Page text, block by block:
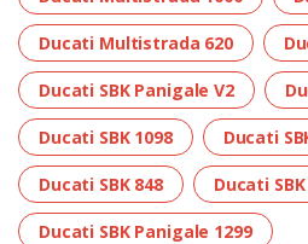
Ducati Multistrada 620
Ducati SBK Panigale V2
Ducati SBK 1098 Ducati
Ducati SBK 848 Ducati
Ducati SBK Panigale 1299